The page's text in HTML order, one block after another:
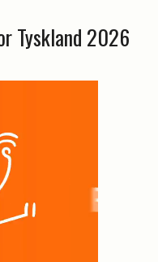
Tyskland 2026